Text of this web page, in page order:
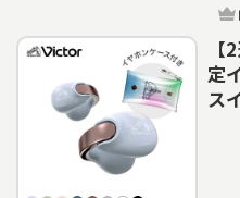
定
ス